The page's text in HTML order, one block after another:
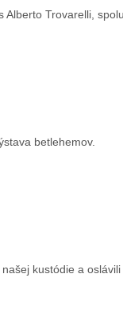
Trovarelli,
betlehemov.
kustódie a